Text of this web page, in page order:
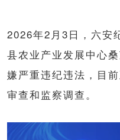
2026年2月3日，六安
县农业产业发展中心
嫌严重违纪违法，目
审查和监察调查。